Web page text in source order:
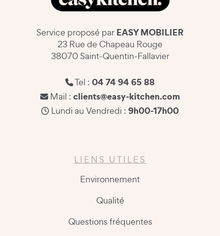
Service proposé par EASY MOBILIER
23 Rue de Chapeau Rouge
38070 Saint-Quentin-Fallavier
Tel : 04 74 94 65 88
Mail : clients@easy-kitchen.com
Lundi au Vendredi : 9h00-17h00
LIENS UTILES
Environnement
Qualité
Questions fréquentes